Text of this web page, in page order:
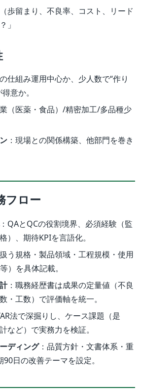
歩留まり、不良率、コスト、リード
」
仕組み運用中心か、少人数で“作り
意か。
（医薬・食品）/精密加工/多品種少
：現場との関係構築、他部門を巻き
フロー
QAとQCの役割境界、必須経験（監
）、期待KPIを言語化。
う規格・製品領域・工程規模・使用
）を具体記載。
：職務経歴書は成果の定量値（不良
・工数）で評価軸を統一。
法で深掘りし、ケース課題（是
など）で実務力を検証。
ディング：品質方針・文書体系・重
日の改善テーマを設定。